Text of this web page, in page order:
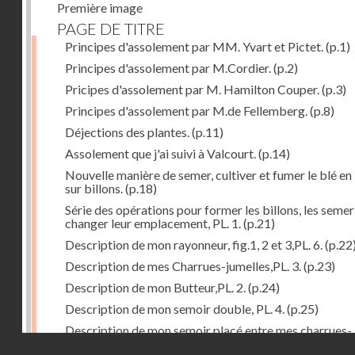
Première image
PAGE DE TITRE
Principes d'assolement par MM. Yvart et Pictet. (p.1)
Principes d'assolement par M.Cordier. (p.2)
Pricipes d'assolement par M. Hamilton Couper. (p.3)
Principes d'assolement par M.de Fellemberg. (p.8)
Déjections des plantes. (p.11)
Assolement que j'ai suivi à Valcourt. (p.14)
Nouvelle manière de semer, cultiver et fumer le blé en
sur billons. (p.18)
Série des opérations pour former les billons, les
changer leur emplacement, PL. 1. (p.21)
Description de mon rayonneur, fig.1, 2 et 3,PL. 6.
Description de mes Charrues-jumelles,PL. 3. (p.23)
Description de mon Butteur,PL. 2. (p.24)
Description de mon semoir double, PL. 4. (p.25)
Description de mon semoir placé entre mes charrues-